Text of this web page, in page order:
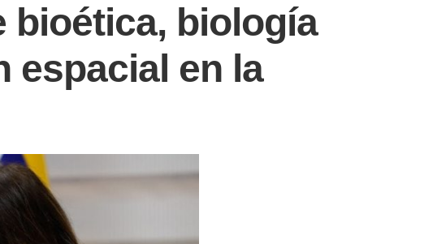
bioética, biología
espacial en la